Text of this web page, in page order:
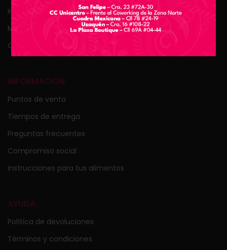
Ingresar
Mi carrito
Checkout
INFORMACIÓN
Puntos de venta
Tiempos de entrega
Preguntas frecuentes
Compromiso social
Instrucciones para tus alimentos
AYUDA
Política de devoluciones
Términos y condiciones